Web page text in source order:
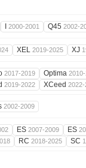
2000-2001 Q45 2002-
XEL 2019-2025 XJ
2017-2019 Optima
2019-2022 XCeed 2022-
2002-2009
ES 2007-2009 ES
RC 2018-2025 SC